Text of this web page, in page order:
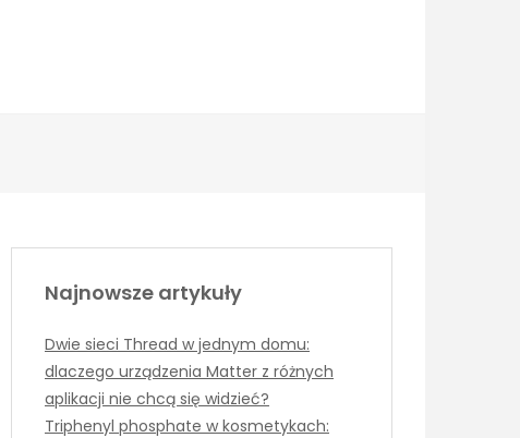
Najnowsze artykuły
Dwie sieci Thread w jednym domu:
dlaczego urządzenia Matter z różnych
aplikacji nie chcą się widzieć?
Triphenyl phosphate w kosmetykach: